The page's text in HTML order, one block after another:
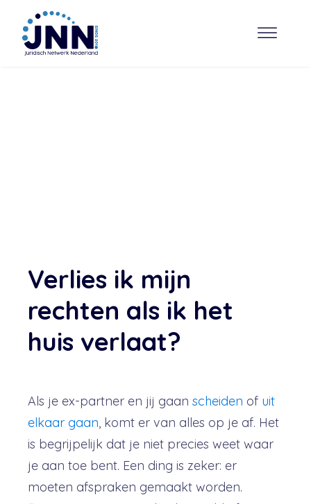
Verlies ik mijn
rechten als ik het
huis verlaat?
Als je ex-partner en jij gaan scheiden of uit
elkaar gaan, komt er van alles op je af. Het
is begrijpelijk dat je niet precies weet waar
je aan toe bent. Een ding is zeker: er
moeten afspraken gemaakt worden.